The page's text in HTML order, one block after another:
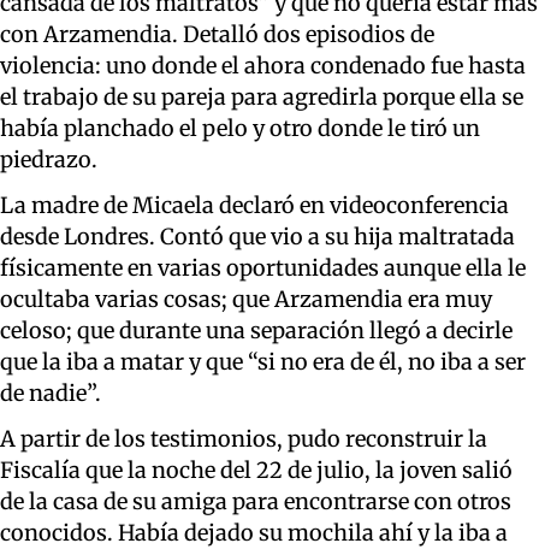
con Arzamendia. Detalló dos episodios de
violencia: uno donde el ahora condenado fue hasta
el trabajo de su pareja para agredirla porque ella se
había planchado el pelo y otro donde le tiró un
piedrazo.
La madre de Micaela declaró en videoconferencia
desde Londres. Contó que vio a su hija maltratada
físicamente en varias oportunidades aunque ella le
ocultaba varias cosas; que Arzamendia era muy
celoso; que durante una separación llegó a decirle
que la iba a matar y que “si no era de él, no iba a ser
de nadie”.
A partir de los testimonios, pudo reconstruir la
Fiscalía que la noche del 22 de julio, la joven salió
de la casa de su amiga para encontrarse con otros
conocidos. Había dejado su mochila ahí y la iba a